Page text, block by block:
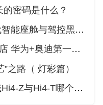
载一台永磁/同步电
比YOUNG光小新
。
优惠对比
密码是什么？
宝马创新日炸场！新世代智能座舱与驾控黑科技来袭
一汽奥迪Q6L e-tron已到店 华为+奥迪第一车究竟有啥硬核实力？
之路（ 灯彩篇）
想买越野车的必看！长城Hi4-Z与Hi4-T哪个更适合你？